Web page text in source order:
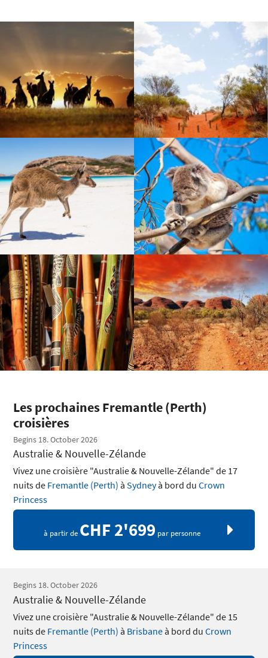
Les prochaines Fremantle (Perth)
croisières
Begins 18. October 2026
Australie & Nouvelle-Zélande
Vivez une croisière "Australie & Nouvelle-Zélande" de 17
nuits de Fremantle (Perth) àSydneyà bord duCrown
Princess
à partir de CHF 2'699 par personne
Begins 18. October 2026
Australie & Nouvelle-Zélande
Vivez une croisière "Australie & Nouvelle-Zélande" de 15
nuits de Fremantle (Perth) à Brisbaneà bord duCrown
Princess